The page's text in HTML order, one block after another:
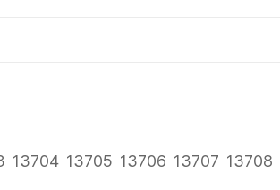
13704 13705 13706 13707 13708